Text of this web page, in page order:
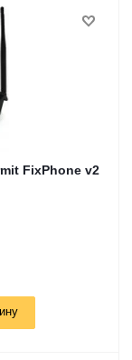
FixPhone v2